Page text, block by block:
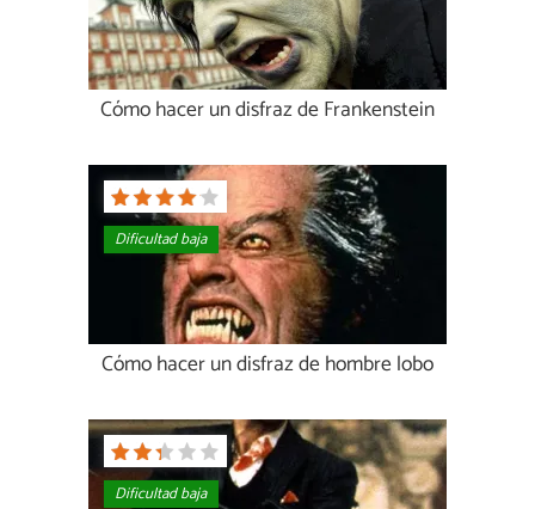
Cómo hacer un disfraz de Frankenstein
Dificultad baja
Cómo hacer un disfraz de hombre lobo
Dificultad baja